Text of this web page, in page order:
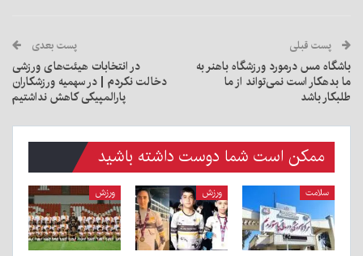
پست قبلی
باشگاه مس درمورد ورزشگاه باهنر به
ما بدهکار است نمی‌تواند از ما
طلبکار باشد
پست بعدی
در انتخابات هیئت‌های ورزشی
دخالت نکردم | در سهمیه ورزشکاران
پارالمپیکی کاهش نداشتیم
ممکن است شما دوست داشته باشید
سلامت ورزش ورزش